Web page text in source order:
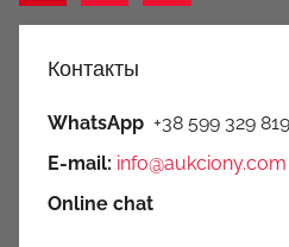
записей
Контакты
WhatsApp +38 599 329
E-mail: info@aukciony.com
Online chat